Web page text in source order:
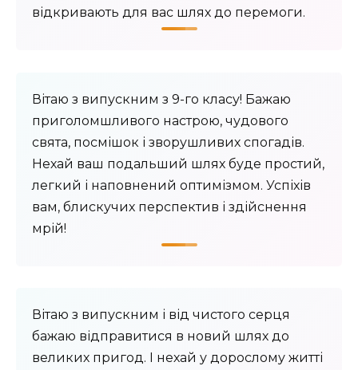
відкривають для вас шлях до перемоги.
Вітаю з випускним з 9-го класу! Бажаю
приголомшливого настрою, чудового
свята, посмішок і зворушливих спогадів.
Нехай ваш подальший шлях буде простий,
легкий і наповнений оптимізмом. Успіхів
вам, блискучих перспектив і здійснення
мрій!
Вітаю з випускним і від чистого серця
бажаю відправитися в новий шлях до
великих пригод. І нехай у дорослому житті